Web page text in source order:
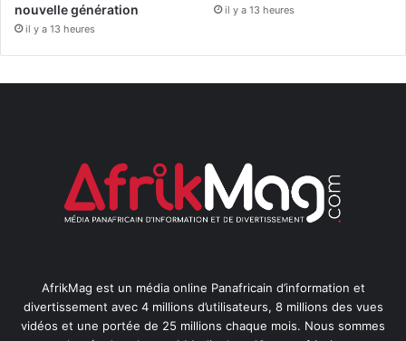
nouvelle génération
il y a 13 heures
il y a 13 heures
AfrikMag est un média online Panafricain d’information et
divertissement avec 4 millions d’utilisateurs, 8 millions des vues
vidéos et une portée de 25 millions chaque mois. Nous sommes